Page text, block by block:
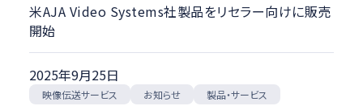
米AJA Video Systems社製品をリセラー向けに販売
開始
2025年9月25日
映像伝送サービス お知らせ 製品・サービス